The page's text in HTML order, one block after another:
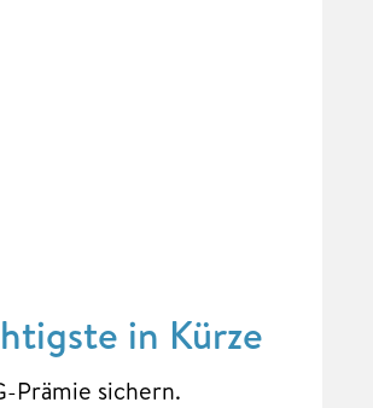
in Kürze
Prämie sichern.